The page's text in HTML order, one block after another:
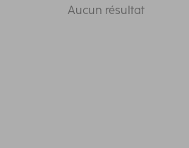
Aucun résultat